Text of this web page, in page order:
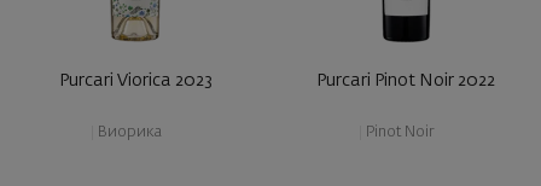
Purcari Viorica 2023
Виорика
Purcari Pinot Noir 2022
Pinot Noir